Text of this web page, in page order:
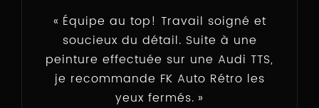
Équipe au top! Travail soigné et
soucieux du détail. Suite à une
peinture effectuée sur une Audi TTS,
je recommande FK Auto Rétro les
yeux fermés.